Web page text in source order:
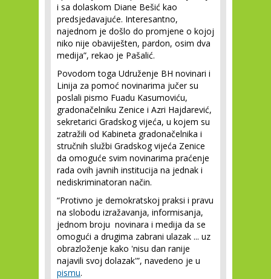
i sa dolaskom Diane Bešić kao
predsjedavajuće. Interesantno,
najednom je došlo do promjene o kojoj
niko nije obaviješten, pardon, osim dva
medija”, rekao je Pašalić.
Povodom toga Udruženje BH novinari i
Linija za pomoć novinarima jučer su
poslali pismo Fuadu Kasumoviću,
gradonačelniku Zenice i Azri Hajdarević,
sekretarici Gradskog vijeća, u kojem su
zatražili od Kabineta gradonačelnika i
stručnih službi Gradskog vijeća Zenice
da omoguće svim novinarima praćenje
rada ovih javnih institucija na jednak i
nediskriminatoran način.
“Protivno je demokratskoj praksi i pravu
na slobodu izražavanja, informisanja,
jednom broju novinara i medija da se
omogući a drugima zabrani ulazak ... uz
obrazloženje kako 'nisu dan ranije
najavili svoj dolazak'”, navedeno je u
pismu.